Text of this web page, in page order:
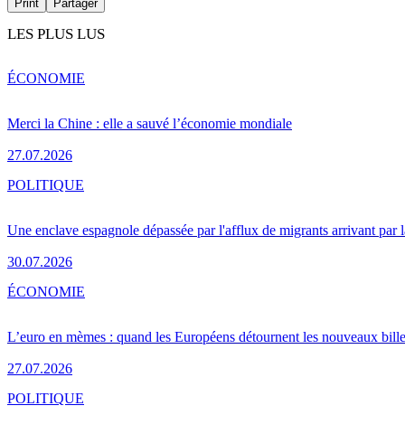
Print Partager
LES PLUS LUS
Merci la Chine : elle a sauvé l’économie mondiale
27.07.2026
ÉCONOMIE
Une enclave espagnole dépassée par l'afflux de migrants arrivant par
30.07.2026
POLITIQUE
L’euro en mèmes : quand les Européens détournent les nouveaux
27.07.2026
ÉCONOMIE
POLITIQUE